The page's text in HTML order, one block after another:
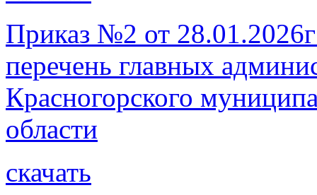
Приказ №2 от
перечень главных
Красногорского
области
скачать